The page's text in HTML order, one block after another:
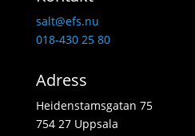
salt@efs.nu
018-430 25 80
Adress
Heidenstamsgatan 75
754 27 Uppsala